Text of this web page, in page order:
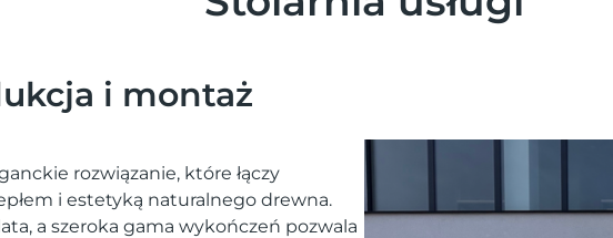
i montaż
rozwiązanie, które łączy
i estetyką naturalnego drewna.
a szeroka gama wykończeń pozwala